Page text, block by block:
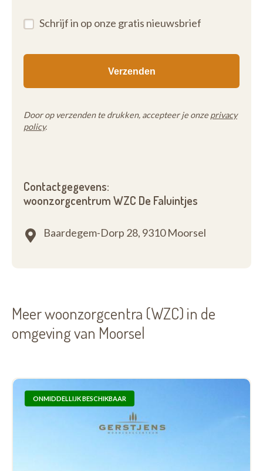
Schrijf in op onze gratis nieuwsbrief
Door op verzenden te drukken, accepteer je onze privacy
policy.
Contactgegevens:
woonzorgcentrum WZC De Faluintjes
Baardegem-Dorp 28, 9310 Moorsel
Meer woonzorgcentra (WZC) in de
omgeving van Moorsel
ONMIDDELLIJK BESCHIKBAAR